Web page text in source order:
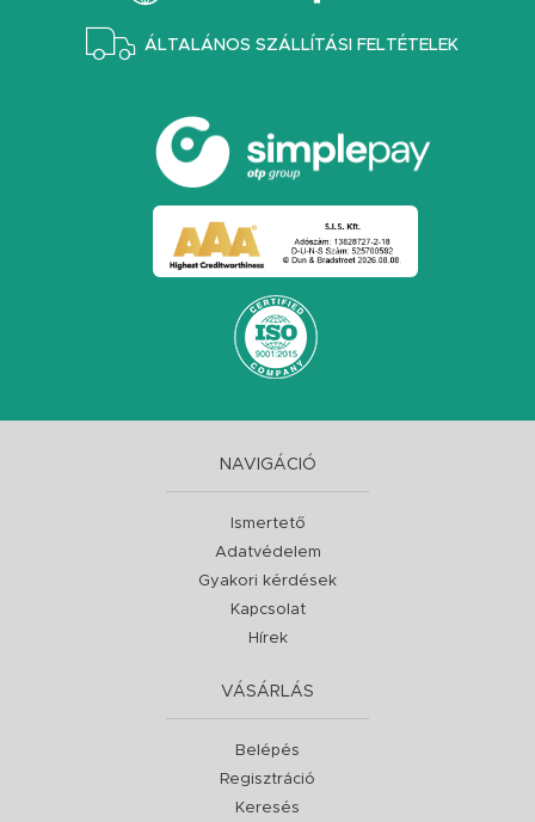
ÁLTALÁNOS SZÁLLÍTÁSI FELTÉTELEK
NAVIGÁCIÓ
Ismertető
Adatvédelem
Gyakori kérdések
Kapcsolat
Hírek
VÁSÁRLÁS
Belépés
Regisztráció
Keresés